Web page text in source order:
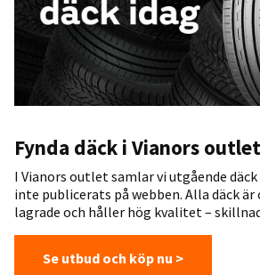
Fynda däck i Vianors outlet
I Vianors outlet samlar vi utgående
inte publicerats på webben. Alla däck
lagrade och håller hög kvalitet –
Se utbud och köp nu >